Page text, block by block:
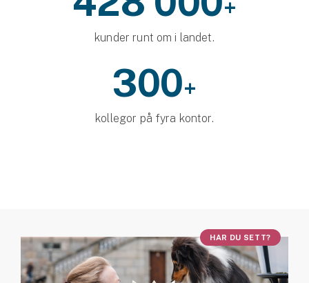
+
kunder runt om i landet.
300+
kollegor på fyra kontor.
HAR DU SETT?